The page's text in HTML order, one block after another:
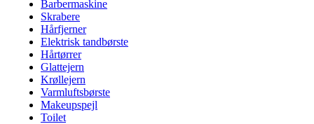
Barbermaskine
Skrabere
Hårfjerner
Elektrisk tandbørste
Hårtørrer
Glattejern
Krøllejern
Varmluftsbørste
Makeupspejl
Toilet